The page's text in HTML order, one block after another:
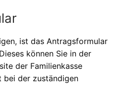
ist das Antragsformular
können Sie in der
der Familienkasse
bei der zuständigen